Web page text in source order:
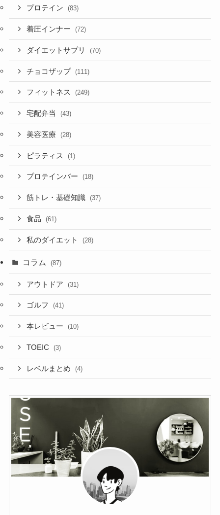
プロテイン (83)
着圧インナー (72)
ダイエットサプリ (70)
チョコザップ (111)
フィットネス (249)
宅配弁当 (43)
美容医療 (28)
ピラティス (1)
プロテインバー (18)
筋トレ・基礎知識 (37)
食品 (61)
私のダイエット (28)
コラム (87)
アウトドア (31)
ゴルフ (41)
本レビュー (10)
TOEIC (3)
レベルまとめ (4)